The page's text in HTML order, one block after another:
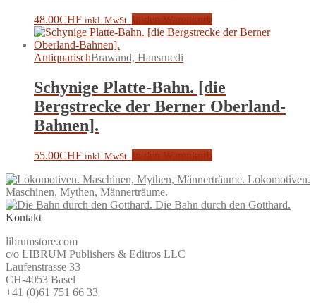
48.00CHF inkl. MwSt.
AntiquarischBrawand, Hansruedi
Schynige Platte-Bahn. [die
Bergstrecke der Berner Oberland-
Bahnen].
55.00CHF inkl. MwSt.
Lokomotiven.
Maschinen, Mythen, Männerträume.
Die Bahn durch den Gotthard.
Kontakt
librumstore.com
c/o LIBRUM Publishers & Editros LLC
Laufenstrasse 33
CH-4053 Basel
+41 (0)61 751 66 33